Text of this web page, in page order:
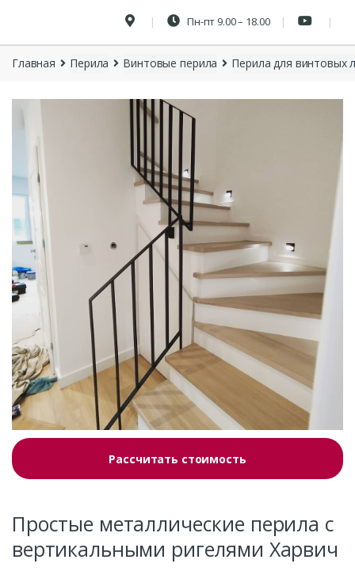
Пн-пт 9.00 – 18.00
Главная Перила Винтовые перила Перила для винтовых
Рассчитать стоимость
Простые металлические перила с
вертикальными ригелями Харвич